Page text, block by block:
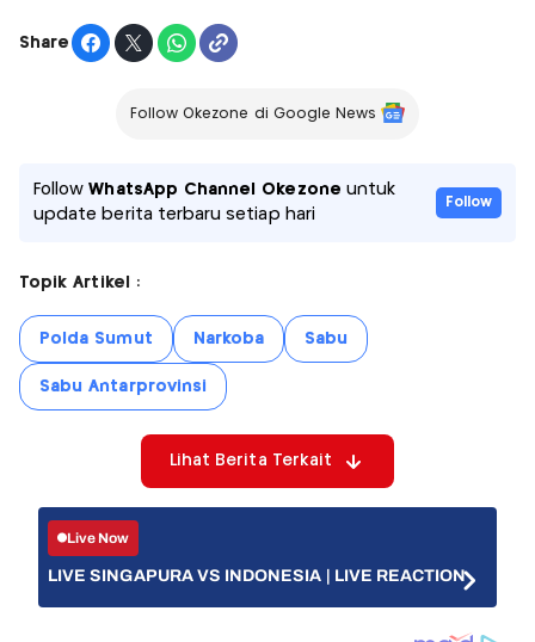
Share
Follow Okezone di Google News
FollowWhatsApp Channel Okezone untuk
update berita terbaru setiap hari
Follow
Topik Artikel :
Polda Sumut Narkoba Sabu
Sabu Antarprovinsi
Lihat Berita Terkait
Live Now
LIVE SINGAPURA VS INDONESIA | LIVE REACTION